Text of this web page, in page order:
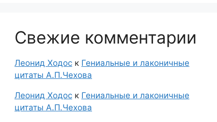
Свежие комментарии
Леонид Ходос к Гениальные и лаконичные
цитаты А.П.Чехова
Леонид Ходос к Гениальные и лаконичные
цитаты А.П.Чехова